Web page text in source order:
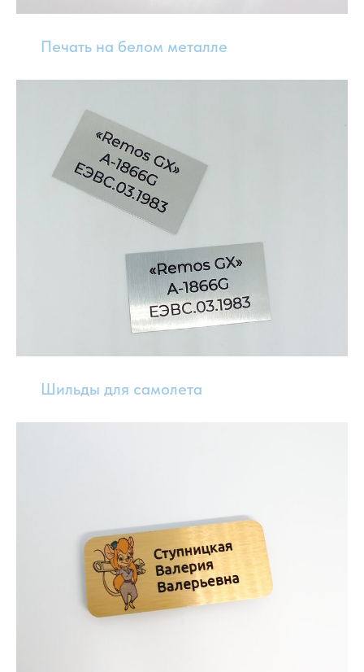
Печать на белом металле
Шильды для самолета